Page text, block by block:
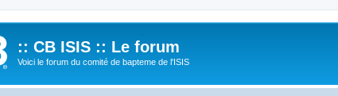
:: CB ISIS :: Le forum
Voici le forum du comité de bapteme de l'ISIS